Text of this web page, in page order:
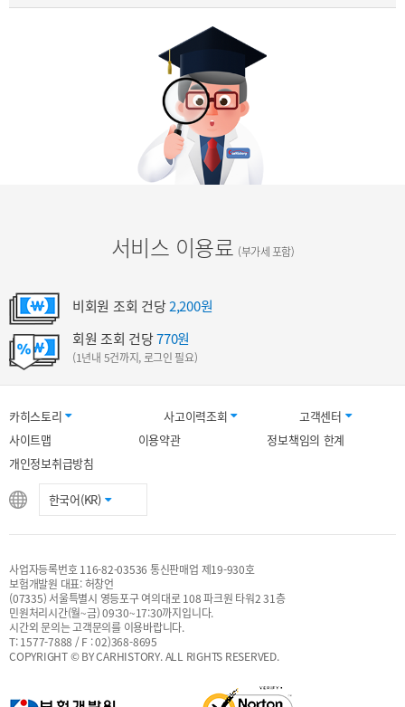
서비스 이용료 (부가세 포함)
비회원 조회 건당2,200원
회원 조회 건당770원
(1년내 5건까지, 로그인 필요)
카히스토리 사고이력조회
고객센터
사이트맵
이용약관
정보책임의 한계
개인정보취급방침
한국어(KR)
사업자등록번호 116-82-03536 통신판매업 제19-930호
보험개발원 대표: 허창언
(07335) 서울특별시 영등포구 여의대로 108 파크원 타워2 31층
민원처리시간(월~금) 09:30~17:30까지입니다.
시간외 문의는 고객문의를 이용바랍니다.
T: 1577-7888 / F : 02)368-8695
COPYRIGHT © BY CARHISTORY. ALL RIGHTS RESERVED.